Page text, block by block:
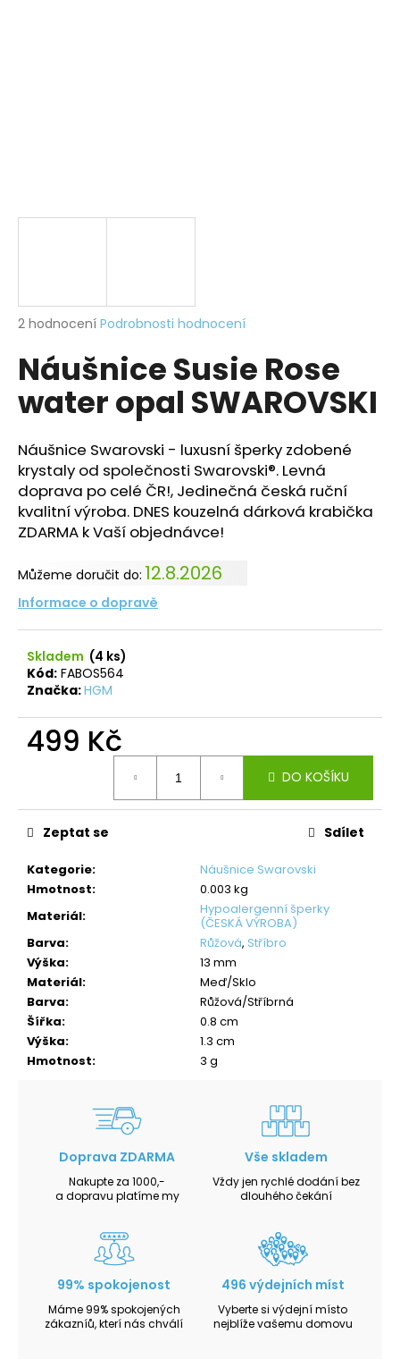
Průměrné
produktu
je
z
hvězdiček.
2 hodnocení Podrobnosti hodnocení
Náušnice Susie Rose
water opal SWAROVSKI
Náušnice Swarovski - luxusní šperky zdobené
krystaly od společnosti Swarovski®. Levná
doprava po celé ČR!, Jedinečná česká ruční
kvalitní výroba. DNES kouzelná dárková krabička
ZDARMA k Vaší objednávce!
Můžeme doručit do: 12.8.2026
Informace o dopravě
Skladem (4 ks)
Kód: FABOS564
Značka:HGM
499 Kč
DO KOŠÍKU
Kategorie:
Náušnice Swarovski
Hmotnost:
0.003 kg
Materiál:
Hypoalergenní šperky
(ČESKÁ VÝROBA)
Barva: Růžová, Stříbro
Výška:
13 mm
Materiál:
Meď/Sklo
Barva:
Růžová/Stříbrná
Šířka:
0.8 cm
Výška:
1.3 cm
Hmotnost: 3 g
Zeptat se Sdílet
Doprava ZDARMA
Nakupte za 1000,-
a dopravu platíme my
Vše skladem
Vždy jen rychlé dodání bez
dlouhého čekání
99% spokojenost
Máme 99% spokojených
zákazníů, kterí nás chválí
496 výdejních míst
Vyberte si výdejní místo
nejblíže vašemu domovu
o
p
r
u
č
j
e
m
e
HVĚZDA
S
ŠATONY
CRYSTAL
SWAROVSKI
330
Kč